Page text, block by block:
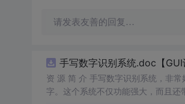
请发表友善的回复…
手写数字识别系统.doc【GUI
资 源 简 介 手写数字识别系统，非
字。这个系统不仅功能强大，而且还